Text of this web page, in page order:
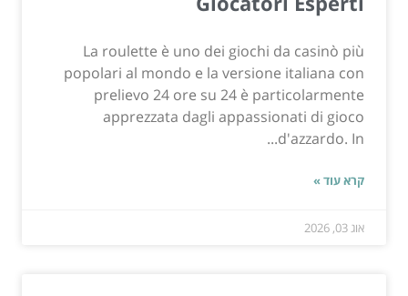
La roulette è uno dei giochi da casinò più
popolari al mondo e la versione italiana con
prelievo 24 ore su 24 è particolarmente
apprezzata dagli appassionati di gioco
d'azzardo. In...
קרא עוד »
אוג 03, 2026